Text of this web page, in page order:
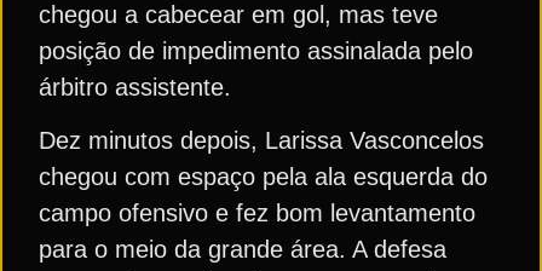
chegou a cabecear em gol, mas teve
posição de impedimento assinalada pelo
árbitro assistente.
Dez minutos depois, Larissa Vasconcelos
chegou com espaço pela ala esquerda do
campo ofensivo e fez bom levantamento
para o meio da grande área. A defesa